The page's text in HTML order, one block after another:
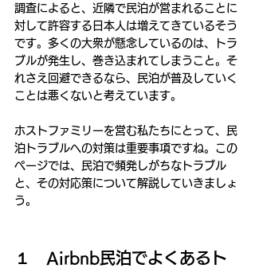
調査によると、近隣で民泊が営まれることに
対して許容する日本人は増えてきているそう
です。多くの大衆が懸念しているのは、トラ
ブルが発生し、巻き込まれてしまうこと。そ
れさえ回避できるなら、民泊が普及していく
ことは悪くないと考えています。
ホストファミリーを営む私たちにとって、民
泊トラブルへの対策は重要事項ですね。この
ページでは、民泊で頻発しがちなトラブル
と、その対応策について解説していきましょ
う。
１　Airbnb民泊でよくあるト